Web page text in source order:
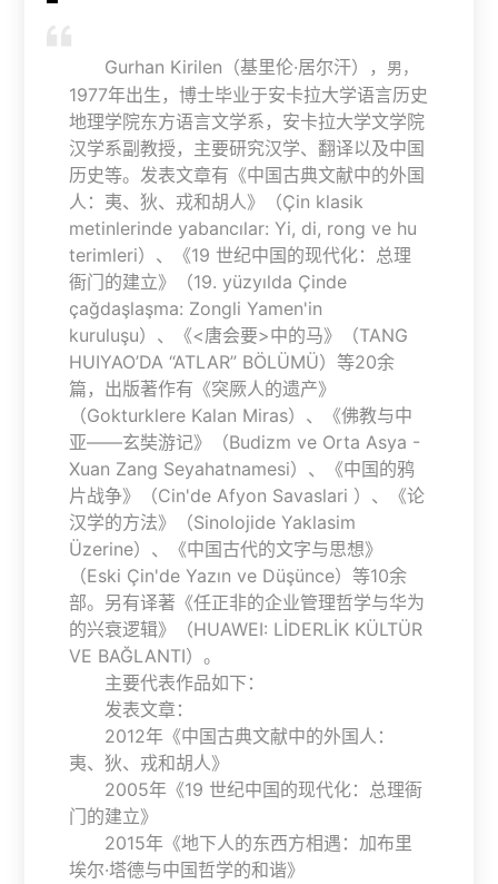
Gurhan Kirilen（基里伦·居尔汗）， 男，
1977年出生，博士毕业于安卡拉大学语言历史
地理学院东方语言文学系，安卡拉大学文学院
汉学系副教授，主要研究汉学、翻译以及中国
历史等。发表文章有《中国古典文献中的外国
人：夷、狄、戎和胡人》（Çin klasik
metinlerinde yabancılar: Yi, di, rong ve hu
terimleri）、《19 世纪中国的现代化：总理
衙门的建立》（19. yüzyılda Çinde
çağdaşlaşma: Zongli Yamen'in
kuruluşu）、《<唐会要>中的马》（TANG
HUIYAO’DA “ATLAR” BÖLÜMÜ）等20余
篇，出版著作有《突厥人的遗产》
（Gokturklere Kalan Miras）、《佛教与中
亚——玄奘游记》（Budizm ve Orta Asya -
Xuan Zang Seyahatnamesi）、《中国的鸦
片战争》（Cin'de Afyon Savaslari ）、《论
汉学的方法》（Sinolojide Yaklasim
Üzerine）、《中国古代的文字与思想》
（Eski Çin'de Yazın ve Düşünce）等10余
部。另有译著《任正非的企业管理哲学与华为
的兴衰逻辑》（HUAWEI: LİDERLİK KÜLTÜR
VE BAĞLANTI）。
主要代表作品如下：
发表文章：
2012年《中国古典文献中的外国人：
夷、狄、戎和胡人》
2005年《19 世纪中国的现代化：总理衙
门的建立》
2015年《地下人的东西方相遇：加布里
埃尔·塔德与中国哲学的和谐》